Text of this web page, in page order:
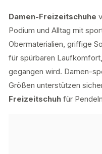
Damen-Freizeitschuhe
Podium und Alltag mit
Obermaterialien, griffige
für spürbaren
gegangen wird. Damen-
Größen unterstützen
Freizeitschuh für